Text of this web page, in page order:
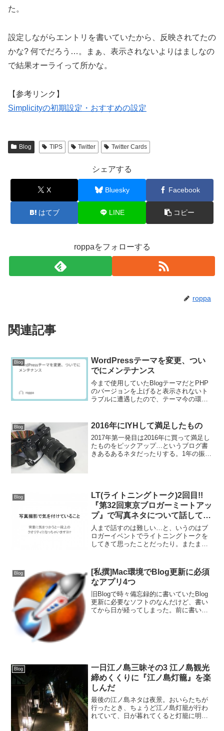
た。
設定しながらエントリを書いていたから、反映されてたの
かな? 何でだろう…。まぁ、表示されないよりはましなの
で結果オーライって所かな。
【参考リンク】
Simplicityの初期設定・おすすめの設定
Blog TIPS Twitter Twitter Cards
シェアする
X Bluesky Facebook
はてブ LINE コピー
roppaをフォローする
roppa
関連記事
Blog
WordPressテーマを変更、つい
でにメンテナンス
今まで使用していたBlogテーマだとPHP
のバージョンを上げると表示されないト
ラブルに遭遇したので、テーマ今の環境
Blog 2016年にIYHして満足したもの
2017年第一発目は2016年に買って満足し
たものをピックアップ…というブログ書
きあるあるネタだったりする。1年の振り
Blog
LT(ライトニングトーク)2回目!!
『第32回東京ブロガーミートアッ
プ』で写真ネタについて話してき
た #tbmu
人まで話すのは難しい…と、いうのはブ
ロガーイベントでライトニングトークを
してきて思ったことだったり。またまた
トで話すのは実は2回目。このときのお題
はアフィリエイトだった...
Blog
[私撰]Mac環境でBlog更新に必須
なアプリ4つ
旧Blogで時々備忘録的に書いていたBlog
更新に必要なソフトのなんだけど、書い
てから日が経ってしまった。前に書いて
Blog
一日江ノ島三昧その3 江ノ島観光
締めくくりに『江ノ島灯籠』を楽
しんだ
最後の江ノ島ネタは夜景。おいらたちが
行ったとき、ちょうど江ノ島灯籠が行わ
れていて、日が暮れてくると灯籠に明か